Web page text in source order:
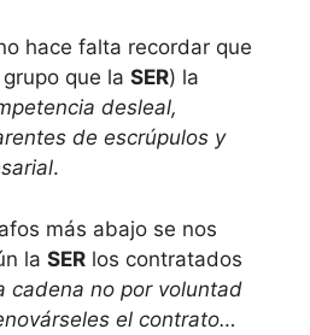
hace falta recordar que
que la SER) la
desleal,
de escrúpulos y
.
más abajo se nos
la SER los contratados
cadena no por voluntad
el contrato…